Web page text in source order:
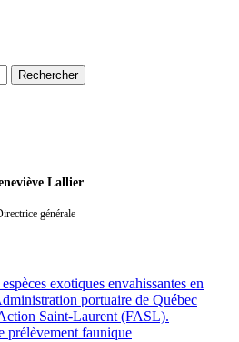
Lallier
générale
exotiques envahissantes en
portuaire de Québec
Saint-Laurent (FASL).
prélèvement faunique